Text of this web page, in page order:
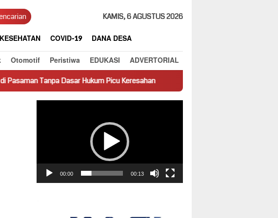
KAMIS, 6 AGUSTUS 2026
KESEHATAN COVID-19
DANA DESA
Otomotif Peristiwa EDUKASI ADVERTORIAL
Hukum Picu Keresahan Truk Miring Hambat Arus Lalu Lintas di Jalan
00:00 00:13